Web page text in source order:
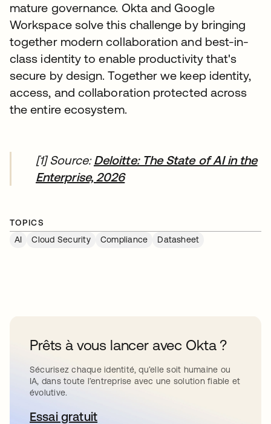
mature governance. Okta and Google
Workspace solve this challenge by bringing
together modern collaboration and best-in-
class identity to enable productivity that's
secure by design. Together we keep identity,
access, and collaboration protected across
the entire ecosystem.
[1] Source:Deloitte: The State of AI in the
Enterprise, 2026
TOPICS
AI
Cloud Security Compliance Datasheet
Prêts à vous lancer avec Okta ?
Sécurisez chaque identité, qu’elle soit humaine ou
IA, dans toute l’entreprise avec une solution fiable et
évolutive.
Essai gratuits’ouvre dans un nouvel onglet